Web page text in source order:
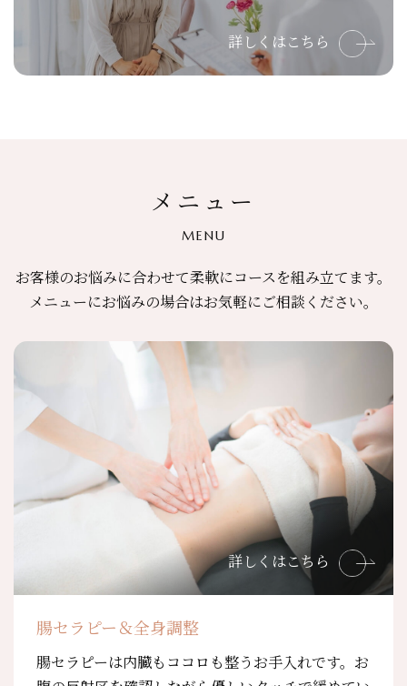
詳しくはこちら
メニュー
MENU
お客様のお悩みに合わせて柔軟にコースを組み立てます。
メニューにお悩みの場合はお気軽にご相談ください。
詳しくはこちら
腸セラピー＆全身調整
腸セラピーは内臓もココロも整うお手入れです。お